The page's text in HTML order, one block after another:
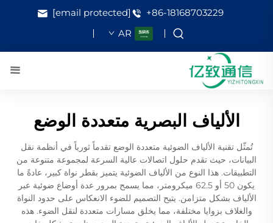
+86-18168703229
[email protected]
AR
الألياف البصرية متعددة الوضع
تُمثّل تقنية الألياف الضوئية متعددة الوضع تقدماً ثورياً في أنظمة نقل
البيانات، حيث تقدم حلول اتصالات عالية السرعة لمجموعة متنوعة من
التطبيقات. هذا النوع من الألياف الضوئية يتميز بقطر نواة كبير، عادةً ما
يكون 50 أو 62.5 ميكرومتر، مما يسمح بمرور عدة أوضاع ضوئية عبر
الألياف بشكل متزامن. يتيح التصميم للضوء الانعكاس على حدود النواة
والغلاف بزوايا مختلفة، مما يخلق مسارات متعددة لنقل الضوء. هذه